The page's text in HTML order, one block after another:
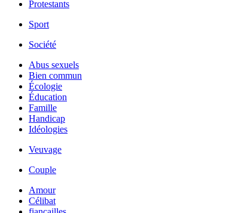
Protestants
Sport
Société
Abus sexuels
Bien commun
Écologie
Éducation
Famille
Handicap
Idéologies
Veuvage
Couple
Amour
Célibat